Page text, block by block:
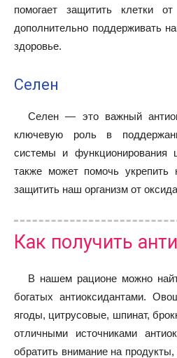
помогает защитить клетки
дополнительно поддерживать
здоровье.
Селен
Селен — это важный
ключевую роль в
системы и
также может помочь
защитить наш организм от
Как получить
В нашем рационе можно
богатых антиоксидантами.
ягоды, цитрусовые, шпинат,
отличными источниками
обратить внимание на